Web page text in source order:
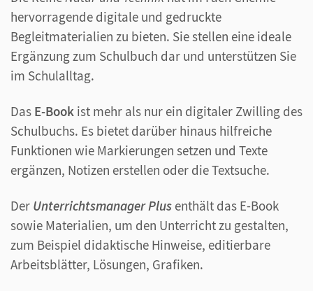
hervorragende digitale und gedruckte
Begleitmaterialien zu bieten. Sie stellen eine ideale
Ergänzung zum Schulbuch dar und unterstützen Sie
im Schulalltag.
Das E-Book ist mehr als nur ein digitaler Zwilling des
Schulbuchs. Es bietet darüber hinaus hilfreiche
Funktionen wie Markierungen setzen und Texte
ergänzen, Notizen erstellen oder die Textsuche.
Der Unterrichtsmanager Plus enthält das E-Book
sowie Materialien, um den Unterricht zu gestalten,
zum Beispiel didaktische Hinweise, editierbare
Arbeitsblätter, Lösungen, Grafiken.